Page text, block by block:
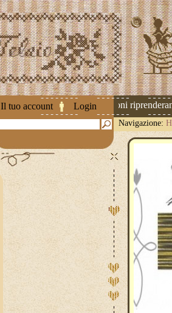
Il tuo account Login
Attenzione ! Le spedizioni
Navigazione: